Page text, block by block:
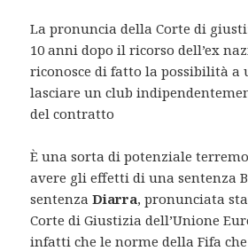
La pronuncia della Corte di
10 anni dopo il ricorso dell’ex
riconosce di fatto la possibilità a
lasciare un club
del contratto
È una sorta di potenziale
avere gli effetti di una sentenza
sentenzaDiarra, pronunciata
Corte di Giustizia dell’Unione
infatti che le norme della Fifa